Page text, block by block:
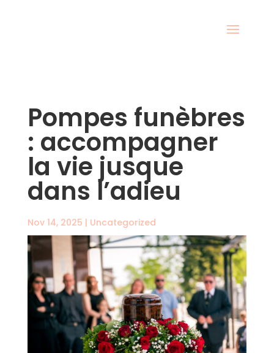
Pompes funèbres
: accompagner
la vie jusque
dans l’adieu
Nov 14, 2025 | Uncategorized